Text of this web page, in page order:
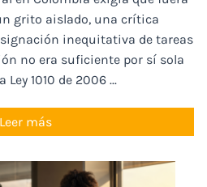
grito aislado, una crítica
inequitativa de tareas
no era suficiente por sí sola
1010 de 2006 ...
Leer más